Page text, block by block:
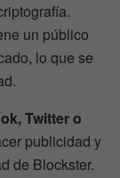
un público
lo que se
Twitter o
publicidad y
de Blockster.